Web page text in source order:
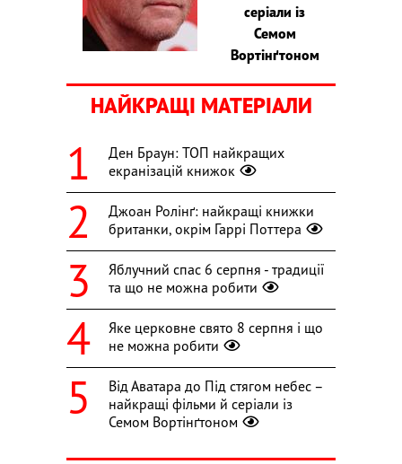
серіали із
Семом
Вортінґтоном
НАЙКРАЩІ МАТЕРІАЛИ
Ден Браун: ТОП найкращих
екранізацій книжок
Джоан Ролінґ: найкращі книжки
британки, окрім Гаррі Поттера
Яблучний спас 6 серпня - традиції
та що не можна робити
Яке церковне свято 8 серпня і що
не можна робити
Від Аватара до Під стягом небес –
найкращі фільми й серіали із
Семом Вортінґтоном